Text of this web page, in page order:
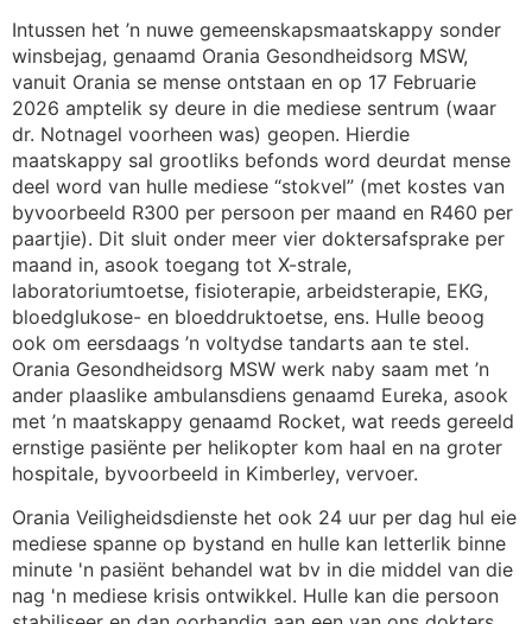
Intussen het ’n nuwe gemeenskapsmaatskappy sonder
winsbejag, genaamd Orania Gesondheidsorg MSW,
vanuit Orania se mense ontstaan en op 17 Februarie
2026 amptelik sy deure in die mediese sentrum (waar
dr. Notnagel voorheen was) geopen. Hierdie
maatskappy sal grootliks befonds word deurdat mense
deel word van hulle mediese “stokvel” (met kostes van
byvoorbeeld R300 per persoon per maand en R460 per
paartjie). Dit sluit onder meer vier doktersafsprake per
maand in, asook toegang tot X-strale,
laboratoriumtoetse, fisioterapie, arbeidsterapie, EKG,
bloedglukose- en bloeddruktoetse, ens. Hulle beoog
ook om eersdaags ’n voltydse tandarts aan te stel.
Orania Gesondheidsorg MSW werk naby saam met ’n
ander plaaslike ambulansdiens genaamd Eureka, asook
met ’n maatskappy genaamd Rocket, wat reeds gereeld
ernstige pasiënte per helikopter kom haal en na groter
hospitale, byvoorbeeld in Kimberley, vervoer.
Orania Veiligheidsdienste het ook 24 uur per dag hul eie
mediese spanne op bystand en hulle kan letterlik binne
minute 'n pasiënt behandel wat bv in die middel van die
nag 'n mediese krisis ontwikkel. Hulle kan die persoon